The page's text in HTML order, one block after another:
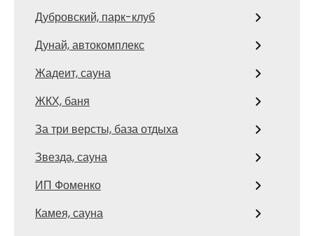
Дубровский, парк-клуб
Дунай, автокомплекс
Жадеит, сауна
ЖКХ, баня
За три версты, база отдыха
Звезда, сауна
ИП Фоменко
Камея, сауна